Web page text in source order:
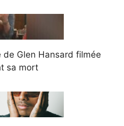
Glen Hansard filmée
sa mort